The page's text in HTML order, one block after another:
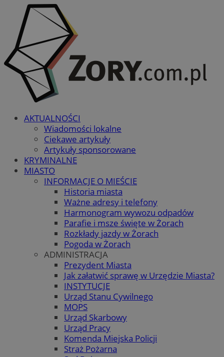
AKTUALNOŚCI
Wiadomości lokalne
Ciekawe artykuły
Artykuły sponsorowane
KRYMINALNE
MIASTO
INFORMACJE O MIEŚCIE
Historia miasta
Ważne adresy i telefony
Harmonogram wywozu odpadów
Parafie i msze święte w Żorach
Rozkłady jazdy w Żorach
Pogoda w Żorach
ADMINISTRACJA
Prezydent Miasta
Jak załatwić sprawę w Urzędzie Miasta?
INSTYTUCJE
Urząd Stanu Cywilnego
MOPS
Urząd Skarbowy
Urząd Pracy
Komenda Miejska Policji
Straż Pożarna